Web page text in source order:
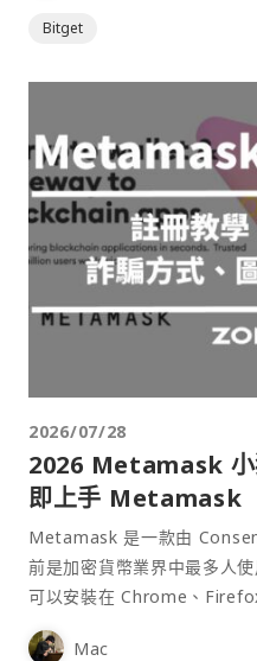
Bitget
2026/07/28
2026 Metamask 小
即上手 Metamask
Metamask 是一款由
前是加密貨幣業界中最多人
可以安裝在 Chrome、
為插件使用，具備許多功能
Mac